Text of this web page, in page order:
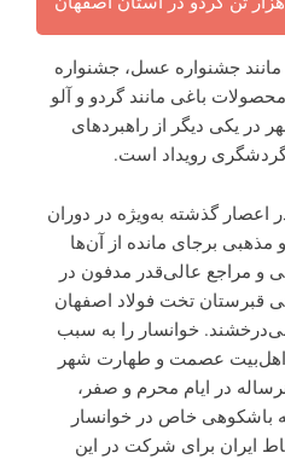
جشنواره عسل، جشنواره
باغی مانند گردو و آلو
در یکی دیگر از راهبردهای
رویداد است.
اعصار گذشته به‌ویژه در دوران
مذهبی برجای مانده از آن‌ها
و مراجع عالی‌قدر مدفون در
قبرستان تخت فولاد اصفهان
خوانسار را به سبب
عصمت و طهارت شهر
در ایام محرم و صفر،
باشکوهی خاص در خوانسار
ایران برای شرکت در این